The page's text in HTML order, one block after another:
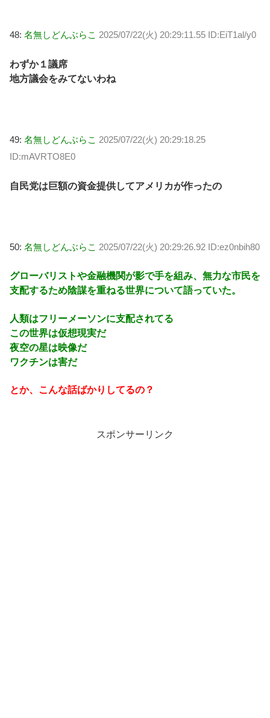
48: 名無しどんぶらこ 2025/07/22(火) 20:29:11.55 ID:EiT1al/y0
わずか１議席
地方議会をみてないわね
49: 名無しどんぶらこ 2025/07/22(火) 20:29:18.25
ID:mAVRTO8E0
自民党は巨額の資金提供してアメリカが作ったの
50: 名無しどんぶらこ 2025/07/22(火) 20:29:26.92 ID:ez0nbih80
グローバリストや金融機関が影で手を組み、無力な市民を
支配するため陰謀を重ねる世界について語っていた。
人類はフリーメーソンに支配されてる
この世界は仮想現実だ
夜空の星は映像だ
ワクチンは害だ
とか、こんな話ばかりしてるの？
スポンサーリンク